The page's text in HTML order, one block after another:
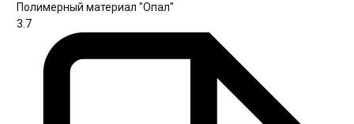
Полимерный материал "Опал"
3.7